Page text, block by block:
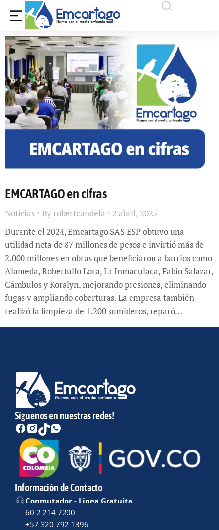
EMCARTAGO en cifras
Noticias By robertcandela
2 abril, 2025
Durante el 2024, Emcartago SAS ESP obtuvo una
utilidad neta de 87 millones de pesos e invirtió más de
2.000 millones en obras que beneficiaron a barrios como
Alameda, Robertullo Lora, La Inmaculada, Fabio Salazar,
Cámbulos y Koralyn, mejorando presiones, eliminando
fugas y ampliando coberturas. La empresa también
realizó la limpieza de 1.200 sumideros, reparó…
Síguenos en nuestras redes!
Información de Contacto
Conmutador - Linea Gratuita
60 2 214 7200
+57 320 792 1396